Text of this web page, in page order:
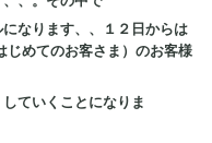
なります、、１２日からは
じめてのお客さま）のお客様
ていくことになりま